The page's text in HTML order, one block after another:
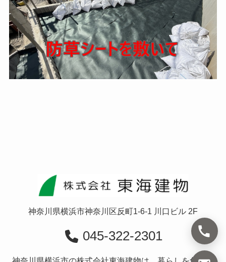
神奈川県横浜市神奈川区反町1-6-1 川口ビル 2F
045-322-2301